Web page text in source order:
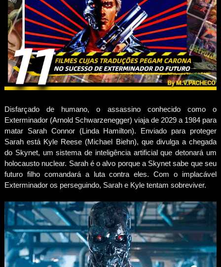
Disfarçado de humano, o assassino conhecido como o
Exterminador (Arnold Schwarzenegger) viaja de 2029 a 1984 para
matar Sarah Connor (Linda Hamilton). Enviado para proteger
Sarah está Kyle Reese (Michael Biehn), que divulga a chegada
do Skynet, um sistema de inteligência artificial que detonará um
holocausto nuclear. Sarah é o alvo porque a Skynet sabe que seu
futuro filho comandará a luta contra eles. Com o implacável
Exterminador os perseguindo, Sarah e Kyle tentam sobreviver.